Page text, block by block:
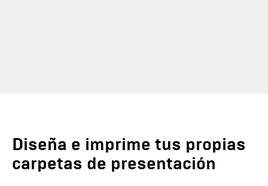
Diseña e imprime tus propias
carpetas de presentación